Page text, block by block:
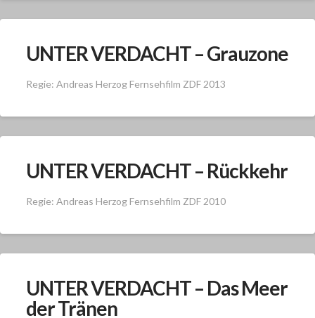
UNTER VERDACHT – Grauzone
Regie: Andreas Herzog Fernsehfilm ZDF 2013
UNTER VERDACHT – Rückkehr
Regie: Andreas Herzog Fernsehfilm ZDF 2010
UNTER VERDACHT – Das Meer
der Tränen